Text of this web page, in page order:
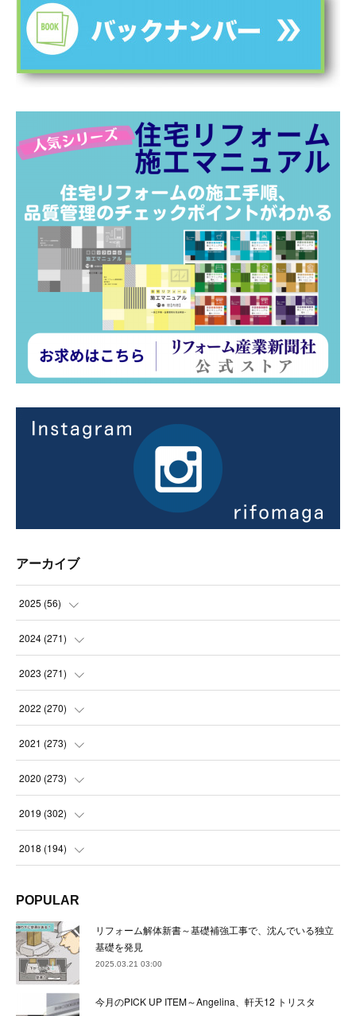
アーカイブ
2025 (56)
(14
(21
(21
2024 (271)
(21
(22
(23
(22
(24)
22)
(22)
(22)
2023 (271)
(22
(23
(23
(21
(23 )
(24
(21
(24)
2022 (270)
(23
(23
(22
(23
(22 )
(23
(23
(22)
2021 (273)
(24
(23
(22
(23)
(23
(22)
2020 (273)
(24
(22
(22)
(24
(24)
2019 (302)
(23
(22)
(21)
2018 (194)
(17)
(32)
POPULAR
リフォーム解体新書～基礎補強工事で、沈んでいる独立
基礎を発見
2025.03.21 03:00
今月のPICK UP ITEM～Angelina、軒天12 トリスタ